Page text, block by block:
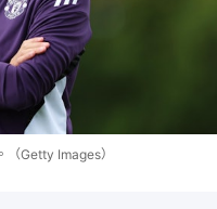
Getty Images）